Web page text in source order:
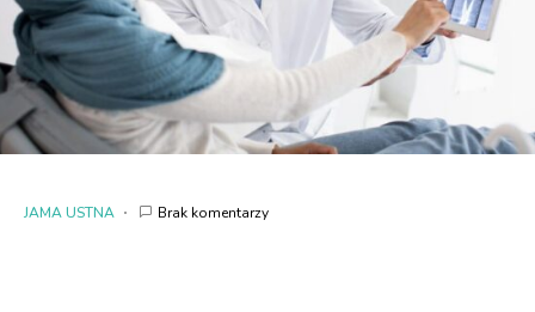
JAMA USTNA Brak komentarzy